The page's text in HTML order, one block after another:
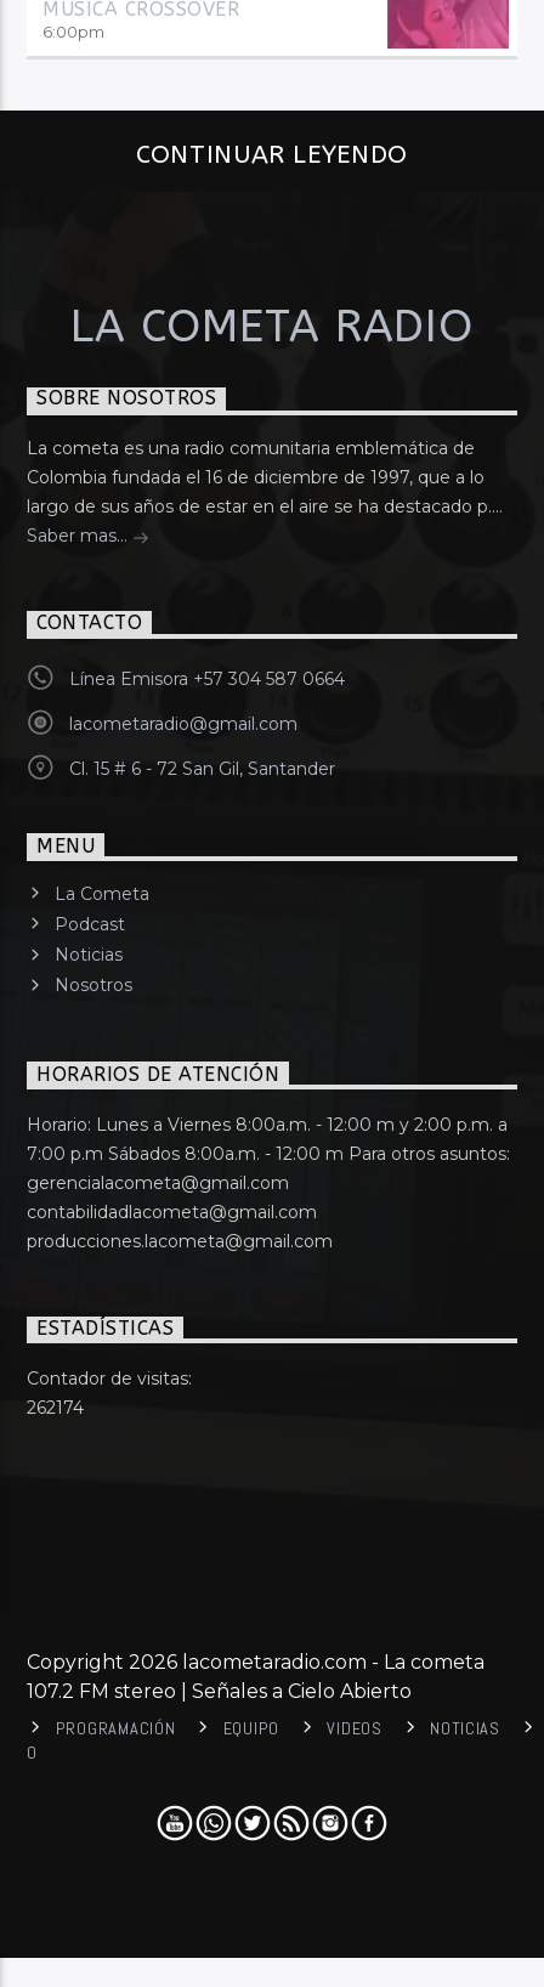
MÚSICA CROSSOVER
6:00pm
CONTINUAR LEYENDO
LA COMETA RADIO
SOBRE NOSOTROS
La cometa es una radio comunitaria emblemática de
Colombia fundada el 16 de diciembre de 1997, que a lo
largo de sus años de estar en el aire se ha destacado p....
Saber mas...
CONTACTO
Línea Emisora +57 304 587 0664
lacometaradio@gmail.com
Cl. 15 # 6 - 72 San Gil, Santander
MENU
La Cometa
Podcast
Noticias
Nosotros
HORARIOS DE ATENCIÓN
Horario: Lunes a Viernes 8:00a.m. - 12:00 m y 2:00 p.m. a
7:00 p.m Sábados 8:00a.m. - 12:00 m Para otros asuntos:
gerencialacometa@gmail.com
contabilidadlacometa@gmail.com
producciones.lacometa@gmail.com
ESTADÍSTICAS
Contador de visitas:
262174
Copyright 2026 lacometaradio.com - La cometa
107.2 FM stereo | Señales a Cielo Abierto
PROGRAMACIÓN EQUIPO VIDEOS
NOTICIAS
0